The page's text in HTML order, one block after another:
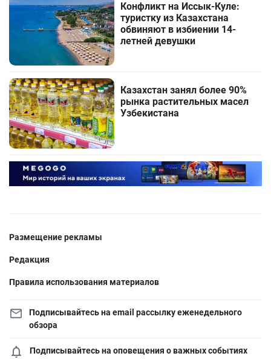
Конфликт на Иссык-Куле:
туристку из Казахстана
обвиняют в избиении 14-
летней девушки
Казахстан занял более 90%
рынка растительных масел
Узбекистана
Размещение рекламы
Редакция
Правила использования материалов
Подписывайтесь на email рассылку еженедельного
обзора
Подписывайтесь на оповещения о важных событиях